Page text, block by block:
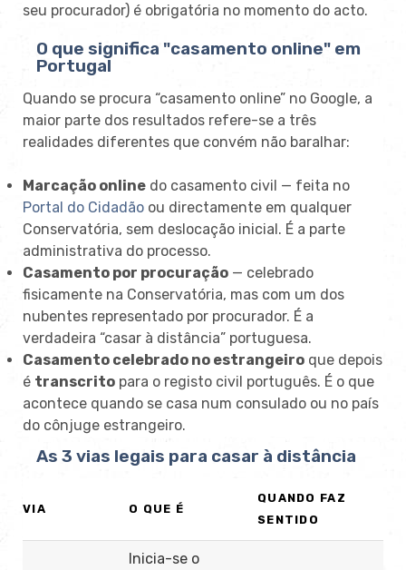
seu procurador) é obrigatória no momento do acto.
O que significa "casamento online" em
Portugal
Quando se procura “casamento online” no Google, a
maior parte dos resultados refere-se a três
realidades diferentes que convém não baralhar:
Marcação online do casamento civil — feita no
Portal do Cidadão ou directamente em qualquer
Conservatória, sem deslocação inicial. É a parte
administrativa do processo.
Casamento por procuração — celebrado
fisicamente na Conservatória, mas com um dos
nubentes representado por procurador. É a
verdadeira “casar à distância” portuguesa.
Casamento celebrado no estrangeiro que depois
é transcrito para o registo civil português. É o que
acontece quando se casa num consulado ou no país
do cônjuge estrangeiro.
As 3 vias legais para casar à distância
VIA O QUE É
QUANDO FAZ
SENTIDO
Inicia-se o